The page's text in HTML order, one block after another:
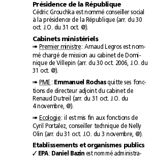
Présidence de la République
à la présidence de la République (arr. du 30
oct. J.O. du 31 oct. @).
Cabinets ministériels
➠ Pr emier ministre
: Arnaud Legros est nom-
mé chargé de mission au cabinet de Domi-
nique de Villepin (arr. du 30 oct. 2006, J.O. du
31 oct. @).
➠ PME Emmanuel Rochas quitte ses fonc-
tions de directeur adjoint du cabinet de
Renaud Dutreil (arr. du 31 oct. J.O. du
4novembre, @).
➠ Ecologie : il est mis fin aux fonctions de
Cyril Portalez, conseiller technique de Nelly
Olin (arr. du 31 oct. J.O. du 3novembre, @).
Etablissements et organismes publics
 EPA Daniel Bazin
est nommé administra-